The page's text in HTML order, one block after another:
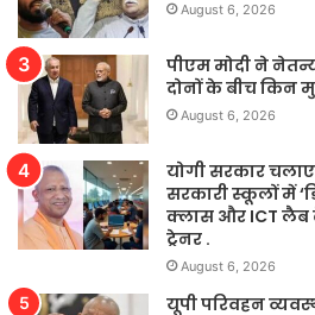
August 6, 2026
पीएम मोदी ने
दोनों के बीच किन
August 6, 2026
योगी सरकार
सरकारी स्कूलों में
क्लास और ICT लैब
ट्रेनर .
August 6, 2026
यूपी परिवहन